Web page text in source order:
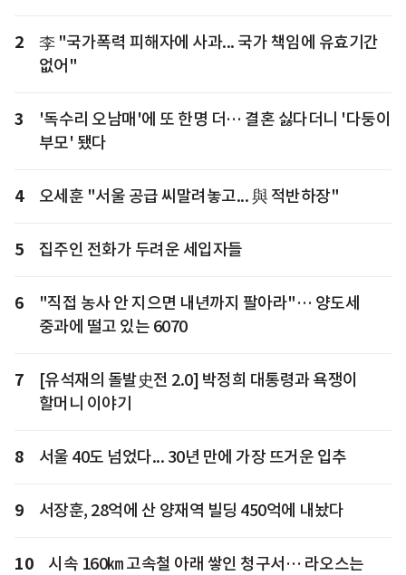
2
李 "국가폭력 피해자에 사과... 국가 책임에 유효기간
없어"
3
'독수리 오남매'에 또 한명 더… 결혼 싫다더니 '다둥이
부모' 됐다
4 오세훈 "서울 공급 씨말려놓고... 與 적반하장"
5 집주인 전화가 두려운 세입자들
6
"직접 농사 안 지으면 내년까지 팔아라"… 양도세
중과에 떨고 있는 6070
7
[유석재의 돌발史전 2.0] 박정희 대통령과 욕쟁이
할머니 이야기
8 서울 40도 넘었다... 30년 만에 가장 뜨거운 입추
9 서장훈, 28억에 산 양재역 빌딩 450억에 내놨다
10
시속 160㎞ 고속철 아래 쌓인 청구서… 라오스는